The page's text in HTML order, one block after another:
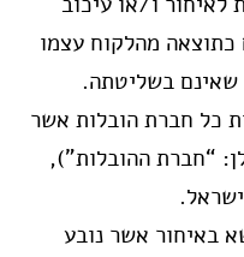
מהלקוח עצמו
שאינם בשליטתה.
כל חברת הובלות אשר
“חברת ההובלות”),
באיחור אשר נובע